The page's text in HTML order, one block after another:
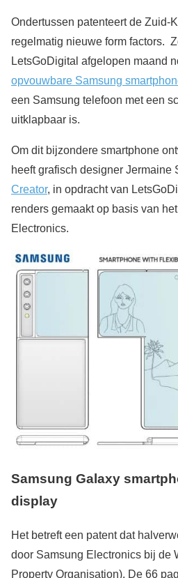
Ondertussen patenteert de Zuid-
regelmatig nieuwe form factors.
LetsGoDigital afgelopen maand
opvouwbare Samsung
een Samsung telefoon met een
uitklapbaar is.
Om dit bijzondere smartphone
heeft grafisch designer Jermaine
Creator, in opdracht van
renders gemaakt op basis van
Electronics.
Samsung Galaxy
display
Het betreft een patent dat
door Samsung Electronics bij de
Property Organisation). De 66